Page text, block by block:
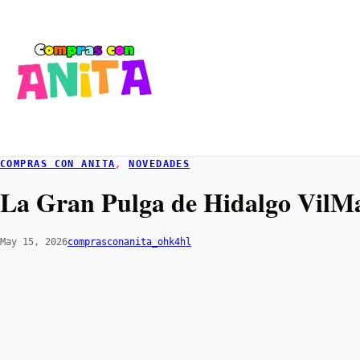
COMPRAS CON ANITA , NOVEDADES
La Gran Pulga de Hidalgo
May 15, 2026comprasconanita_ohk4hl